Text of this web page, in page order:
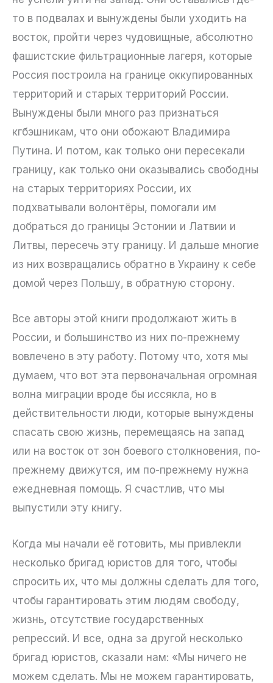
то в подвалах и вынуждены были уходить на
восток, пройти через чудовищные, абсолютно
фашистские фильтрационные лагеря, которые
Россия построила на границе оккупированных
территорий и старых территорий России.
Вынуждены были много раз признаться
кгбэшникам, что они обожают Владимира
Путина. И потом, как только они пересекали
границу, как только они оказывались свободны
на старых территориях России, их
подхватывали волонтёры, помогали им
добраться до границы Эстонии и Латвии и
Литвы, пересечь эту границу. И дальше многие
из них возвращались обратно в Украину к себе
домой через Польшу, в обратную сторону.
Все авторы этой книги продолжают жить в
России, и большинство из них по-прежнему
вовлечено в эту работу. Потому что, хотя мы
думаем, что вот эта первоначальная огромная
волна миграции вроде бы иссякла, но в
действительности люди, которые вынуждены
спасать свою жизнь, перемещаясь на запад
или на восток от зон боевого столкновения, по-
прежнему движутся, им по-прежнему нужна
ежедневная помощь. Я счастлив, что мы
выпустили эту книгу.
Когда мы начали её готовить, мы привлекли
несколько бригад юристов для того, чтобы
спросить их, что мы должны сделать для того,
чтобы гарантировать этим людям свободу,
жизнь, отсутствие государственных
репрессий. И все, одна за другой несколько
бригад юристов, сказали нам: «Мы ничего не
можем сделать. Мы не можем гарантировать,